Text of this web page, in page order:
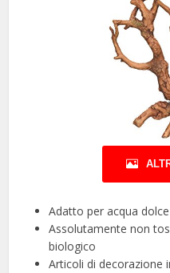
Adatto per acqua
Assolutamente non
biologico
Articoli di decorazione